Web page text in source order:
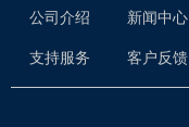
公司介绍 新闻中心
支持服务 客户反馈